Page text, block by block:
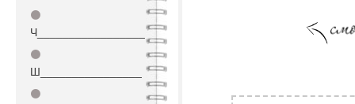
⚫
Ч_________________
⚫
Ш________________
⚫